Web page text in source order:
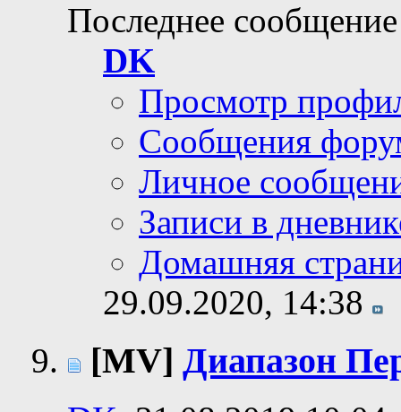
Последнее
DK
Просмотр
Сообщения
Личное
Записи в
Домашняя
29.09.2020, 14:38
[MV] Диапазон